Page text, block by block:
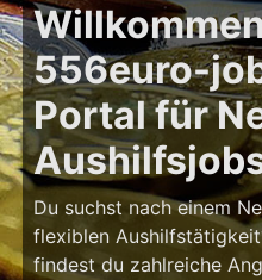
556euro-
Portal für
Du suchst nach einem
flexiblen
findest du zahlreiche